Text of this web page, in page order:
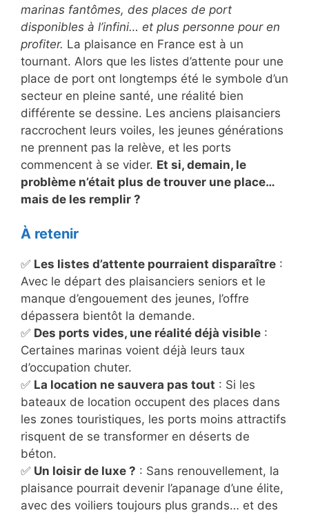
marinas fantômes, des places de port
disponibles à l’infini… et plus personne pour en
profiter. La plaisance en France est à un
tournant. Alors que les listes d’attente pour une
place de port ont longtemps été le symbole d’un
secteur en pleine santé, une réalité bien
différente se dessine. Les anciens plaisanciers
raccrochent leurs voiles, les jeunes générations
ne prennent pas la relève, et les ports
commencent à se vider. Et si, demain, le
problème n’était plus de trouver une place…
mais de les remplir ?
À retenir
✅ Les listes d’attente pourraient disparaître :
Avec le départ des plaisanciers seniors et le
manque d’engouement des jeunes, l’offre
dépassera bientôt la demande.
✅ Des ports vides, une réalité déjà visible :
Certaines marinas voient déjà leurs taux
d’occupation chuter.
✅ La location ne sauvera pas tout : Si les
bateaux de location occupent des places dans
les zones touristiques, les ports moins attractifs
risquent de se transformer en déserts de
béton.
✅ Un loisir de luxe ? : Sans renouvellement, la
plaisance pourrait devenir l’apanage d’une élite,
avec des voiliers toujours plus grands… et des